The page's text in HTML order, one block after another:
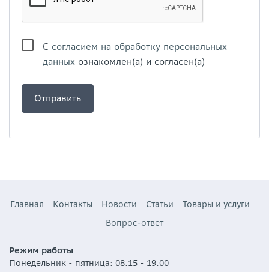
С согласием на обработку персональных
данных ознакомлен(а) и согласен(а)
Главная Контакты Новости Статьи
Товары и услуги
Вопрос-ответ
Режим работы
Понедельник - пятница: 08.15 - 19.00